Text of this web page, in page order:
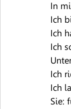
In
Ich
Ich
Ich
Ich
Ich
Sie: